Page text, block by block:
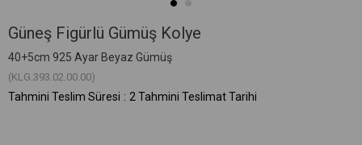
Güneş Figürlü Gümüş Kolye
40+5cm 925 Ayar Beyaz Gümüş
(KLG.393.02.00.00)
Tahmini Teslim Süresi : 2 Tahmini Teslimat Tarihi